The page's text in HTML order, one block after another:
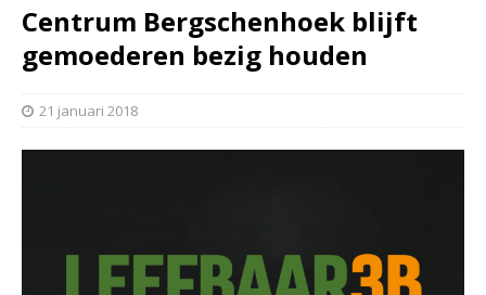
Centrum Bergschenhoek blijft
gemoederen bezig houden
21 januari 2018